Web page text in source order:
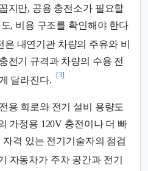
지만, 공용 충전소가 필요할
, 비용 구조를 확인해야 한다
은 내연기관 차량의 주유와 비
전기 규격과 차량의 수용 전
달라진다.
[3]
용 회로와 전기 설비 용량도
가정용 120V 충전이나 더 빠
격 있는 전기기술자의 점검
자동차가 주차 공간과 전기